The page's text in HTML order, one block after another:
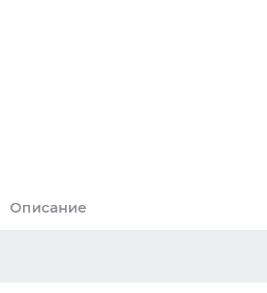
Описание